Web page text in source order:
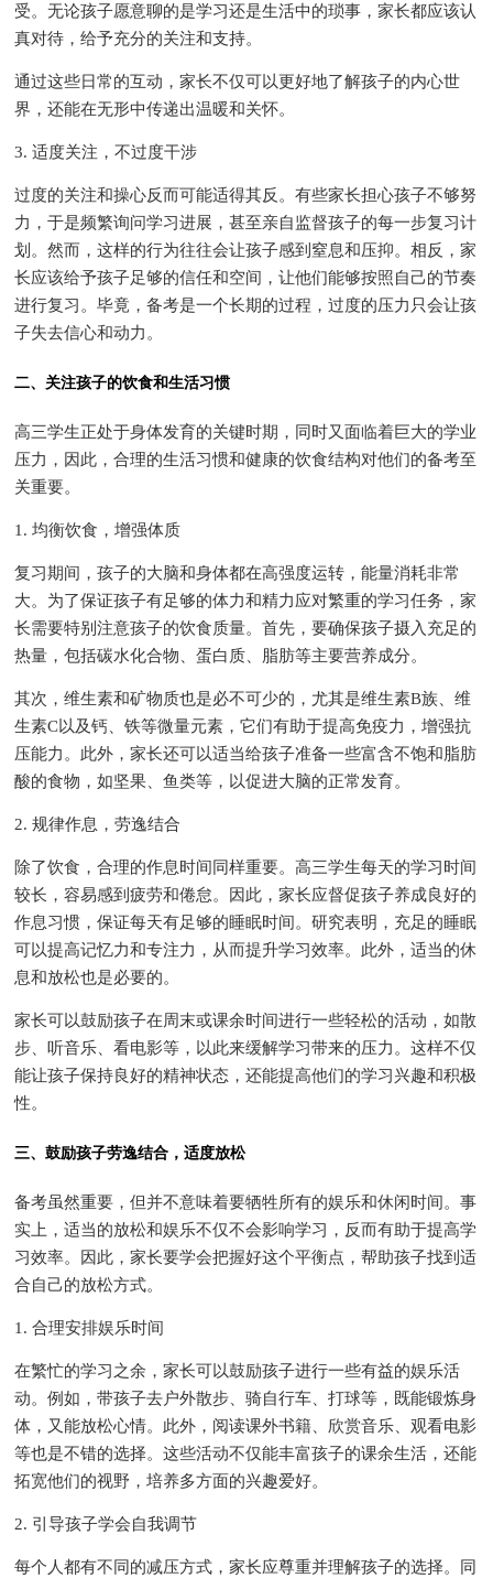
受。无论孩子愿意聊的是学习还是生活中的琐事，家长都应该认
真对待，给予充分的关注和支持。
通过这些日常的互动，家长不仅可以更好地了解孩子的内心世
界，还能在无形中传递出温暖和关怀。
3. 适度关注，不过度干涉
过度的关注和操心反而可能适得其反。有些家长担心孩子不够努
力，于是频繁询问学习进展，甚至亲自监督孩子的每一步复习计
划。然而，这样的行为往往会让孩子感到窒息和压抑。相反，家
长应该给予孩子足够的信任和空间，让他们能够按照自己的节奏
进行复习。毕竟，备考是一个长期的过程，过度的压力只会让孩
子失去信心和动力。
二、关注孩子的饮食和生活习惯
高三学生正处于身体发育的关键时期，同时又面临着巨大的学业
压力，因此，合理的生活习惯和健康的饮食结构对他们的备考至
关重要。
1. 均衡饮食，增强体质
复习期间，孩子的大脑和身体都在高强度运转，能量消耗非常
大。为了保证孩子有足够的体力和精力应对繁重的学习任务，家
长需要特别注意孩子的饮食质量。首先，要确保孩子摄入充足的
热量，包括碳水化合物、蛋白质、脂肪等主要营养成分。
其次，维生素和矿物质也是必不可少的，尤其是维生素B族、维
生素C以及钙、铁等微量元素，它们有助于提高免疫力，增强抗
压能力。此外，家长还可以适当给孩子准备一些富含不饱和脂肪
酸的食物，如坚果、鱼类等，以促进大脑的正常发育。
2. 规律作息，劳逸结合
除了饮食，合理的作息时间同样重要。高三学生每天的学习时间
较长，容易感到疲劳和倦怠。因此，家长应督促孩子养成良好的
作息习惯，保证每天有足够的睡眠时间。研究表明，充足的睡眠
可以提高记忆力和专注力，从而提升学习效率。此外，适当的休
息和放松也是必要的。
家长可以鼓励孩子在周末或课余时间进行一些轻松的活动，如散
步、听音乐、看电影等，以此来缓解学习带来的压力。这样不仅
能让孩子保持良好的精神状态，还能提高他们的学习兴趣和积极
性。
三、鼓励孩子劳逸结合，适度放松
备考虽然重要，但并不意味着要牺牲所有的娱乐和休闲时间。事
实上，适当的放松和娱乐不仅不会影响学习，反而有助于提高学
习效率。因此，家长要学会把握好这个平衡点，帮助孩子找到适
合自己的放松方式。
1. 合理安排娱乐时间
在繁忙的学习之余，家长可以鼓励孩子进行一些有益的娱乐活
动。例如，带孩子去户外散步、骑自行车、打球等，既能锻炼身
体，又能放松心情。此外，阅读课外书籍、欣赏音乐、观看电影
等也是不错的选择。这些活动不仅能丰富孩子的课余生活，还能
拓宽他们的视野，培养多方面的兴趣爱好。
2. 引导孩子学会自我调节
每个人都有不同的减压方式，家长应尊重并理解孩子的选择。同